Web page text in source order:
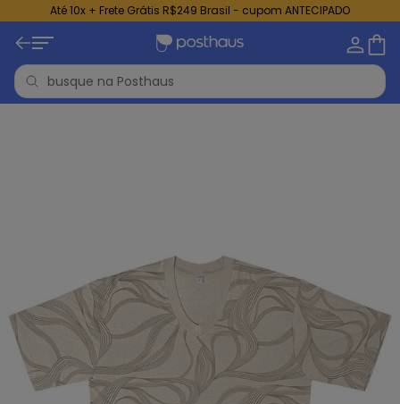
Até 10x + Frete Grátis R$249 Brasil - cupom ANTECIPADO